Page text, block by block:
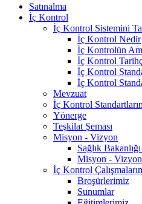
Satınalma
İç Kontrol
İç Kontrol Sistemini
İç Kontrol Nedir
İç Kontrolün
İç Kontrol
İç Kontrol
İç Kontrol
Mevzuat
İç Kontrol
Yönerge
Teşkilat Şeması
Misyon - Vizyon
Sağlık
Misyon - Vizyon
İç Kontrol
Broşürlerimiz
Sunumlar